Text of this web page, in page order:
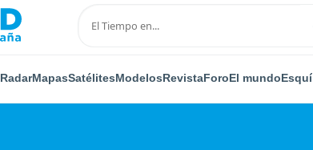
RadarMapasSatélitesModelosRevistaForoEl mundoEsquí